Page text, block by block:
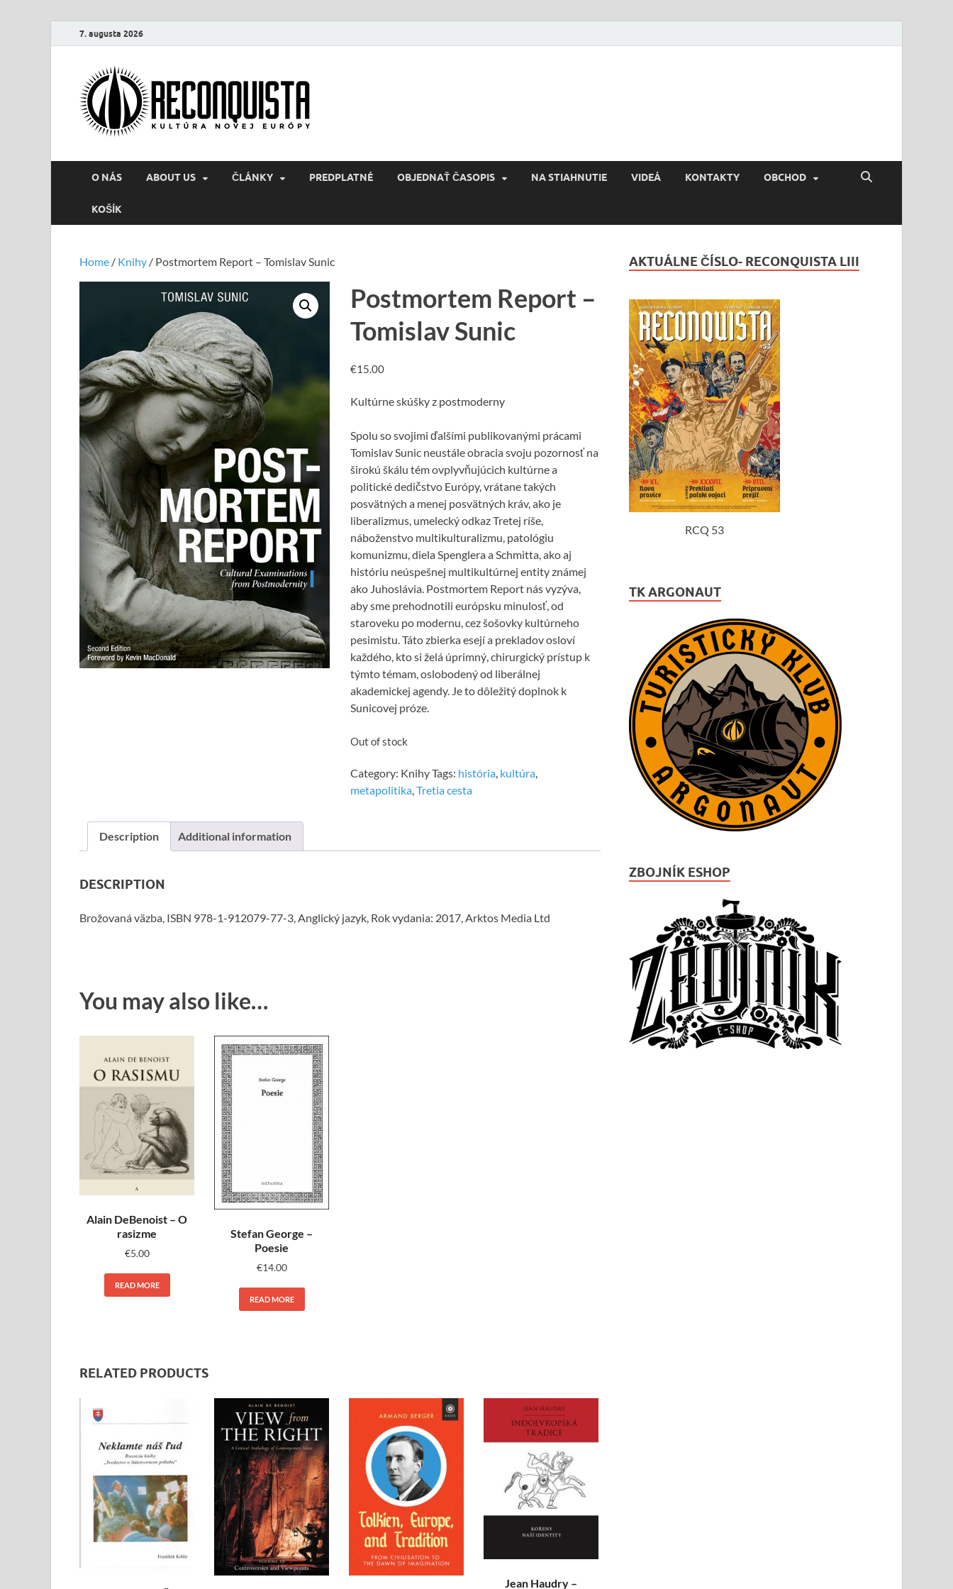
7. augusta 2026
O NÁS ABOUT US ČLÁNKY PREDPLATNÉ OBJEDNAŤ ČASOPIS NA STIAHNUTIE VIDEÁ KONTAKTY OBCHOD
KOŠÍK
Home / Knihy / Postmortem Report – Tomislav Sunic
Postmortem Report –
Tomislav Sunic
€15.00
Kultúrne skúšky z postmoderny
Spolu so svojimi ďalšími publikovanými prácami
Tomislav Sunic neustále obracia svoju pozornosť na
širokú škálu tém ovplyvňujúcich kultúrne a
politické dedičstvo Európy, vrátane takých
posvätných a menej posvätných kráv, ako je
liberalizmus, umelecký odkaz Tretej ríše,
náboženstvo multikulturalizmu, patológiu
komunizmu, diela Spenglera a Schmitta, ako aj
históriu neúspešnej multikultúrnej entity známej
ako Juhoslávia. Postmortem Report nás vyzýva,
aby sme prehodnotili európsku minulosť, od
staroveku po modernu, cez šošovky kultúrneho
pesimistu. Táto zbierka esejí a prekladov osloví
každého, kto si želá úprimný, chirurgický prístup k
týmto témam, oslobodený od liberálnej
akademickej agendy. Je to dôležitý doplnok k
Sunicovej próze.
Out of stock
Category: KnihyTags: história kultúra
metapolitika ,Tretia cesta
Description Additional information
DESCRIPTION
Brožovaná väzba, ISBN 978-1-912079-77-3, Anglický jazyk, Rok vydania: 2017, Arktos Media Ltd
You may also like…
Alain DeBenoist – O
rasizme
€5.00
READ MORE
Stefan George –
Poesie
€14.00
READ MORE
RELATED PRODUCTS
Jean Haudry –
AKTUÁLNE ČÍSLO- RECONQUISTA LIII
RCQ 53
TK ARGONAUT
ZBOJNÍK ESHOP